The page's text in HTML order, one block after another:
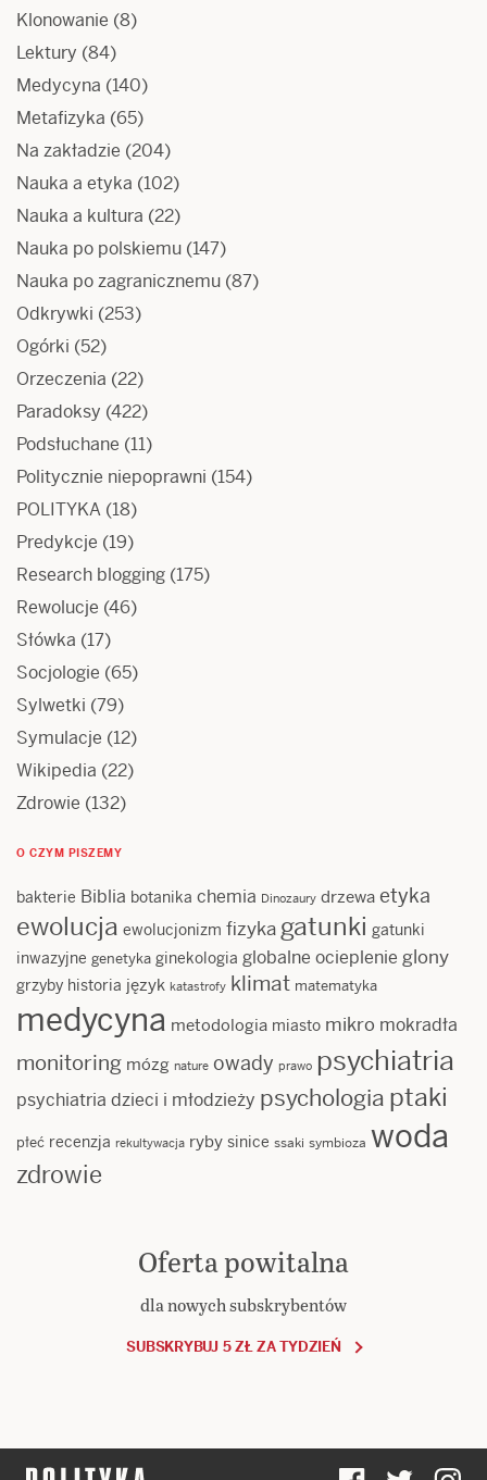
Klonowanie (8)
Lektury (84)
Medycyna (140)
Metafizyka (65)
Na zakładzie (204)
Nauka a etyka (102)
Nauka a kultura (22)
Nauka po polskiemu (147)
Nauka po zagranicznemu (87)
Odkrywki (253)
Ogórki (52)
Orzeczenia (22)
Paradoksy (422)
Podsłuchane (11)
Politycznie niepoprawni (154)
POLITYKA (18)
Predykcje (19)
Research blogging (175)
Rewolucje (46)
Słówka (17)
Socjologie (65)
Sylwetki (79)
Symulacje (12)
Wikipedia (22)
Zdrowie (132)
O CZYM PISZEMY
bakterie Biblia botanika chemia Dinozaury drzewa etyka
ewolucja ewolucjonizm fizyka gatunki gatunki
inwazyjne genetyka ginekologia globalne ocieplenie glony
grzyby historia język katastrofy klimat matematyka
medycyna metodologia miasto mikro mokradła
monitoring mózg nature owady prawo psychiatria
psychiatria dzieci i młodzieży psychologia ptaki
płeć recenzja rekultywacja ryby sinice ssaki symbioza woda
zdrowie
Oferta powitalna
dla nowych subskrybentów
SUBSKRYBUJ 5 ZŁ ZA TYDZIEŃ